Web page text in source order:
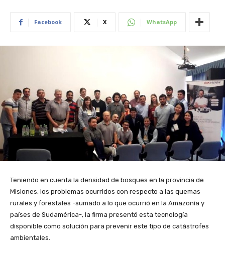
Facebook X WhatsApp
Teniendo en cuenta la densidad de bosques en la provincia de
Misiones, los problemas ocurridos con respecto a las quemas
rurales y forestales -sumado a lo que ocurrió en la Amazonía y
países de Sudamérica-, la firma presentó esta tecnología
disponible como solución para prevenir este tipo de catástrofes
ambientales.